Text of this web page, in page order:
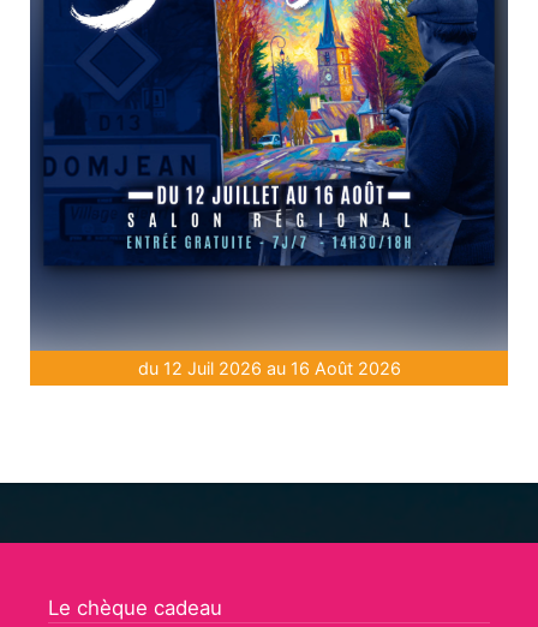
du 12 Juil 2026 au 16 Août 2026
Le chèque cadeau